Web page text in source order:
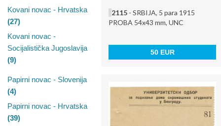
Kovani novac - Hrvatska
(27)
Kovani novac -
Socijalistička Jugoslavija
(9)
Papirni novac - Slovenija
(4)
Papirni novac - Hrvatska
(39)
2115 - SRBIJA, 5 para 1915
PROBA 54x43 mm, UNC
50 EUR